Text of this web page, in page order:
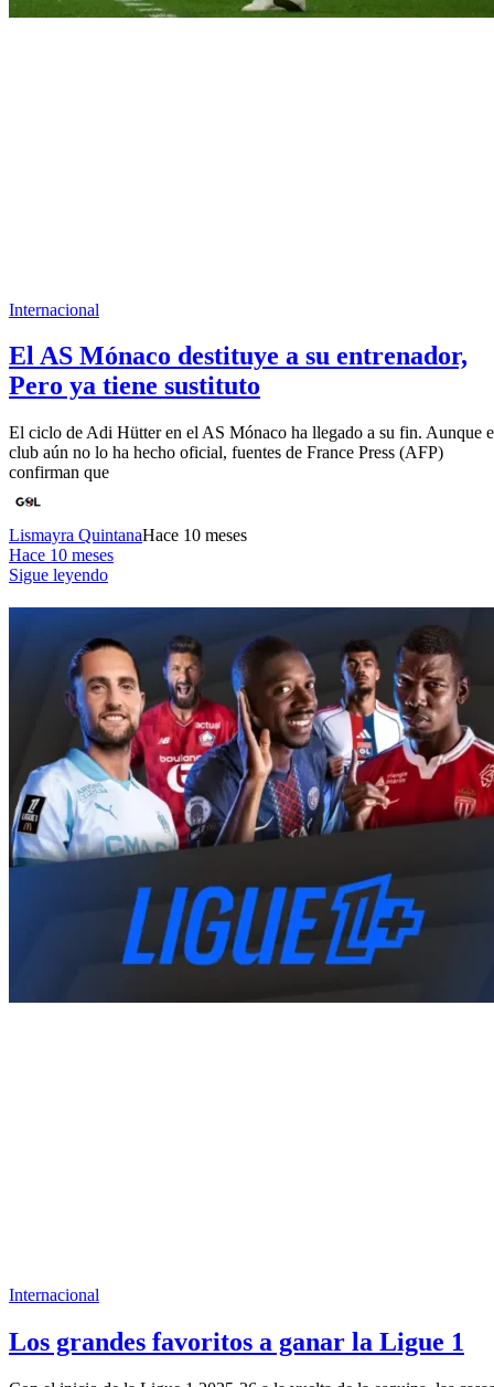
Internacional
El AS Mónaco destituye a su entrenador,
Pero ya tiene sustituto
El ciclo de Adi Hütter en el AS Mónaco ha llegado a su fin. Aunque
club aún no lo ha hecho oficial, fuentes de France Press (AFP)
confirman que
Lismayra QuintanaHace 10 meses
Hace 10 meses
Sigue leyendo
Internacional
Los grandes favoritos a ganar la Ligue 1